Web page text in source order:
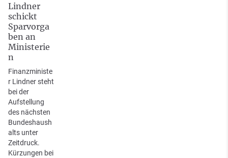
Lindner
schickt
Sparvorga
ben an
Ministerie
n
Finanzministe
r Lindner steht
bei der
Aufstellung
des nächsten
Bundeshaush
alts unter
Zeitdruck.
Kürzungen bei